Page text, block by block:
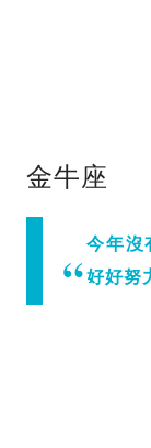
金牛座
今年沒
好好努